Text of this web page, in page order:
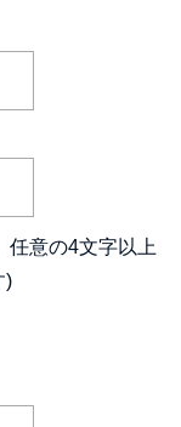
任意の4文字以上
)